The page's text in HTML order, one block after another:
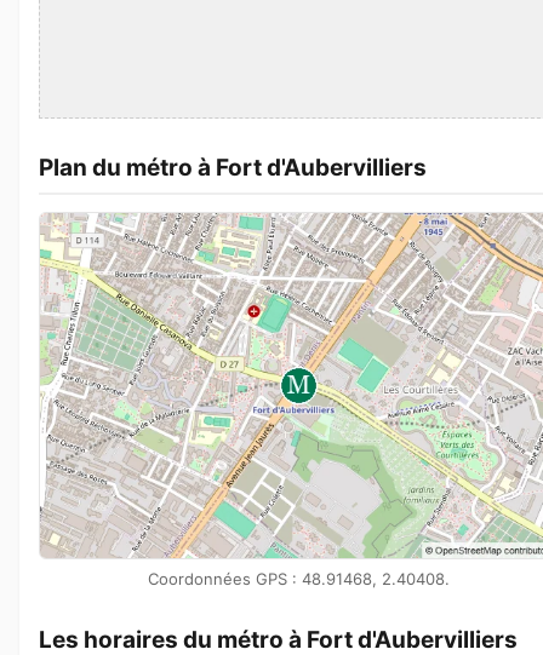
Plan du métro à Fort d'Aubervilliers
Coordonnées GPS : 48.91468, 2.40408.
Les horaires du métro à Fort d'Aubervilliers